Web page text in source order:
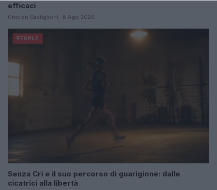
efficaci
Cristian Castiglioni · 8 Ago 2026
PEOPLE
Senza Cri e il suo percorso di guarigione: dalle
cicatrici alla libertà